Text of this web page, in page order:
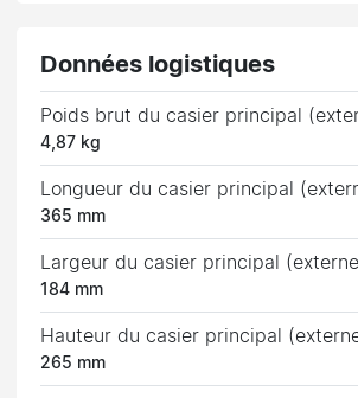
Données logistiques
Poids brut du casier principal
4,87 kg
Longueur du casier principal
365 mm
Largeur du casier principal
184 mm
Hauteur du casier principal
265 mm